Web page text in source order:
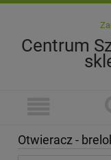
Centrum
Otwieracz -